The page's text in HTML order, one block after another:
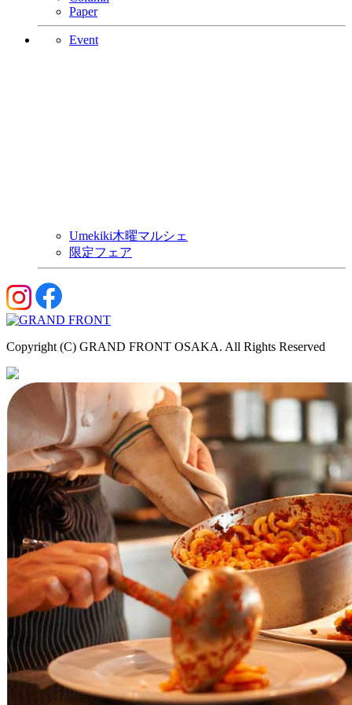
Paper
Event
Umekiki木曜マルシェ
限定フェア
Copyright (C) GRAND FRONT OSAKA. All Rights Reserved